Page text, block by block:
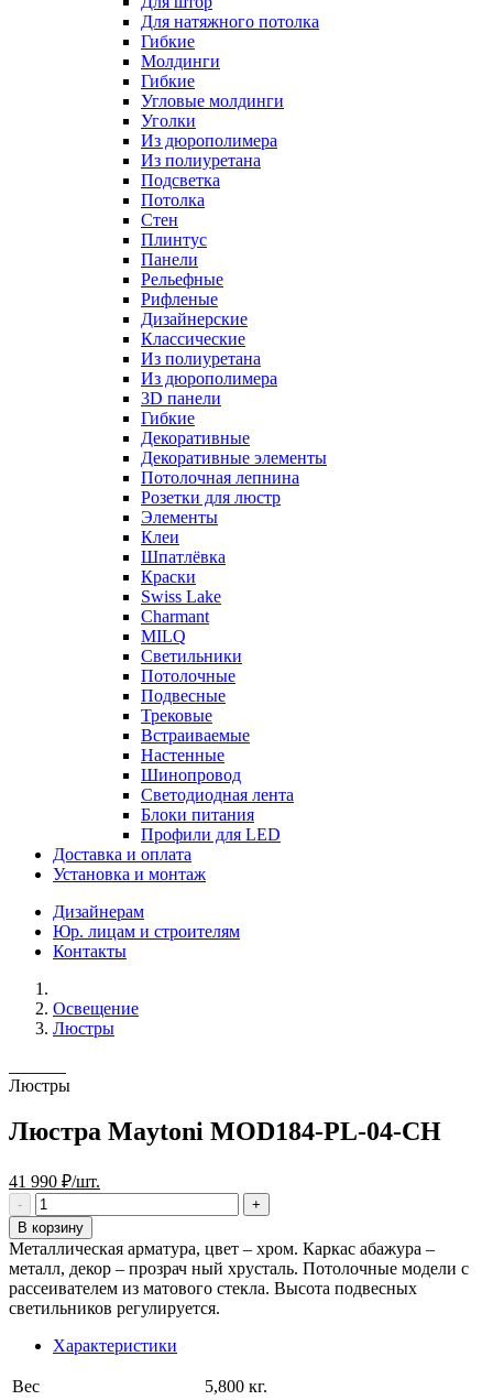
Для натяжного потолка
Гибкие
Молдинги
Гибкие
Угловые молдинги
Уголки
Из дюрополимера
Из полиуретана
Подсветка
Потолка
Стен
Плинтус
Панели
Рельефные
Рифленые
Дизайнерские
Классические
Из полиуретана
Из дюрополимера
3D панели
Гибкие
Декоративные
Декоративные элементы
Потолочная лепнина
Розетки для люстр
Элементы
Клеи
Шпатлёвка
Краски
Swiss Lake
Charmant
MILQ
Светильники
Потолочные
Подвесные
Трековые
Встраиваемые
Настенные
Шинопровод
Светодиодная лента
Блоки питания
Профили для LED
Доставка и оплата
Установка и монтаж
Дизайнерам
Юр. лицам и строителям
Контакты
Освещение
Люстры
Люстры
Люстра Maytoni MOD184-PL-04-CH
41 990 ₽/шт.
В корзину
Металлическая арматура, цвет – хром. Каркас абажура –
металл, декор – прозрач ный хрусталь. Потолочные модели с
рассеивателем из матового стекла. Высота подвесных
светильников регулируется.
Характеристики
Вес
5,800 кг.